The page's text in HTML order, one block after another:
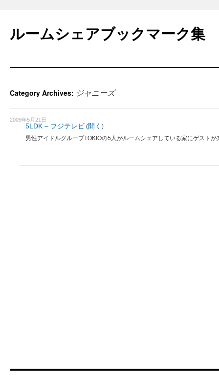
content
ルームシェアブックマーク集
Category Archives: ジャニーズ
2009年5月21日
5LDK – フジテレビ (開く )
男性アイドルグループTOKIOの5人がルームシェアしている家にゲスト